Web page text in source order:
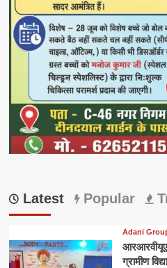
Latest Popular
Adani
ग्रामीण